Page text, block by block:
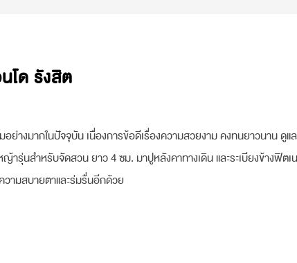
โด รังสิต
ย่างมากในปัจจุบัน เนื่องการข้อดีเรื่องความสวยงาม คงทนยาวนาน ดูแ
ารุ่นสำหรับจัดสวน ยาว 4 ซม. มาปูหลังคาทางเดิน และระเบียงข้างฟิต
ามสบายตาและร่มรื่นอีกด้วย